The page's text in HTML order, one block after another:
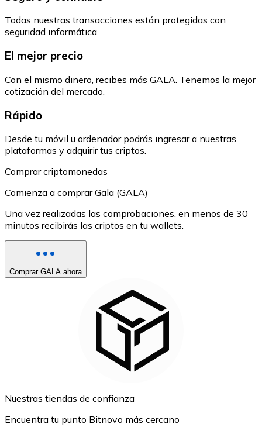
Todas nuestras transacciones están protegidas con
seguridad informática.
El mejor precio
Con el mismo dinero, recibes más GALA. Tenemos la mejor
cotización del mercado.
Rápido
Desde tu móvil u ordenador podrás ingresar a nuestras
plataformas y adquirir tus criptos.
Comprar criptomonedas
Comienza a comprar Gala (GALA)
Una vez realizadas las comprobaciones, en menos de 30
minutos recibirás las criptos en tu wallets.
Comprar GALA ahora
Nuestras tiendas de confianza
Encuentra tu punto Bitnovo más cercano